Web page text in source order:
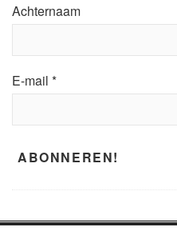
Achternaam
E-mail *